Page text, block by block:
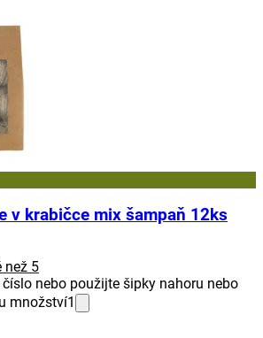
v krabičce mix šampaň 12ks
než 5
nebo použijte šipky nahoru nebo
množství1